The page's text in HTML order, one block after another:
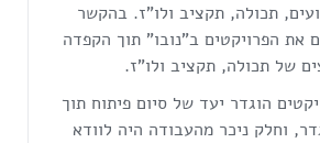
תכולה, תקציב ולו"ז. בהקשר
את הפרויקטים ב"נובו" תוך הקפדה
של תכולה, תקציב ולו"ז.
הוגדר יעד של סיום פיתוח תוך
וחלק ניכר מהעבודה היה לוודא